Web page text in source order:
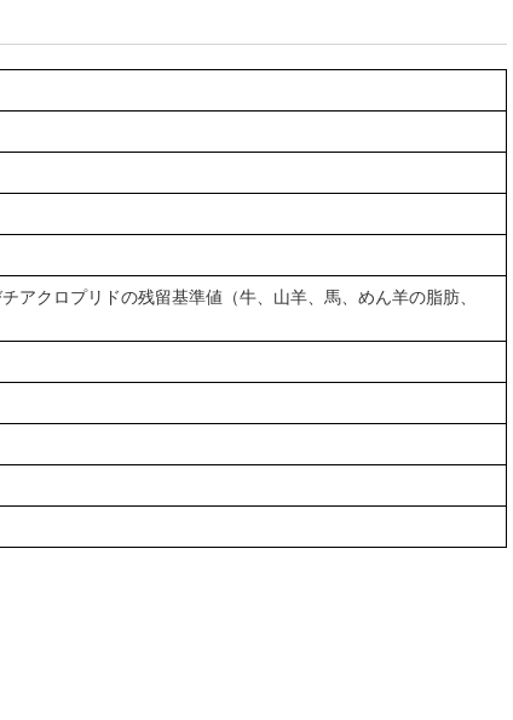
クロプリドの残留基準値（牛、山羊、馬、めん羊の脂肪、